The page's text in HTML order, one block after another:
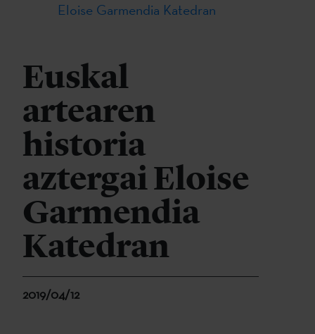
Eloise Garmendia Katedran
Euskal
artearen
historia
aztergai Eloise
Garmendia
Katedran
2019/04/12